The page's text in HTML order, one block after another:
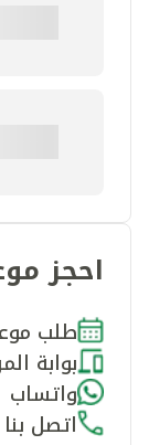
احجز
طلب
بوابة
واتساب
اتصل بنا